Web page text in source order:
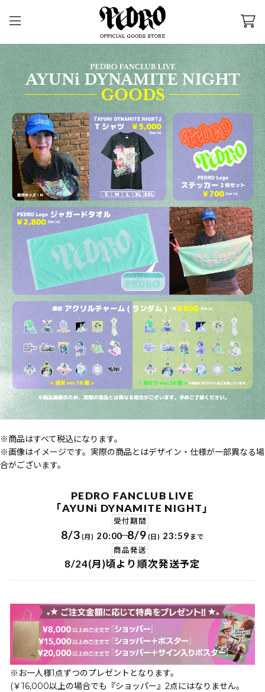
※商品はすべて税込になります。
※画像はイメージです。実際の商品とはデザイン・仕様が一部異なる場
合がございます。
PEDRO FANCLUB LIVE
「AYUNi DYNAMITE NIGHT」
受付期間
8/3 (月) 20:00-8/9 (日) 23:59 まで
商品発送
8/24(月)頃より順次発送予定
※お一人様1点ずつのプレゼントとなります。
(￥16,000以上の場合でも『ショッパー』2点にはなりません。